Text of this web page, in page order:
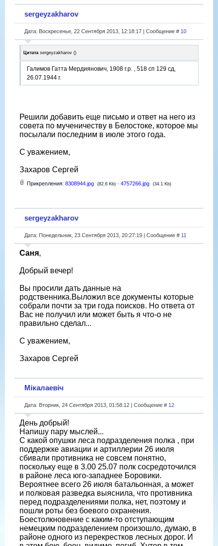
sergeyzakharov
Дата: Воскресенье, 22 Сентября 2013, 12:18:17 | Сообщение # 10
Цитата sergeyzakharov ()
Галимов Гатта Мердиянович, 1908 г.р. , 518 сп 129 сд,
26.07.1944 г.
Решили добавить еще письмо и ответ на него из
совета по мученичеству в Белостоке, которое мы
посылали последним в июле этого года.
С уважением,
Захаров Сергей
Прикрепления: 8308944.jpg (82.6 Kb) · 4757266.jpg (34.1 Kb)
sergeyzakharov
Дата: Понедельник, 23 Сентября 2013, 20:27:19 | Сообщение # 11
Саня,
Добрый вечер!
Вы просили дать данные на
родственника.Выложил все документы которые
собрали почти за три года поисков. Но ответа от
Вас не получил или может быть я что-о не
правильно сделал...
С уважением,
Захаров Сергей
Мікалаевіч
Дата: Вторник, 24 Сентября 2013, 01:58:12 | Сообщение # 12
День добрый!
Напишу пару мыслей...
С какой опушки леса подразделения полка , при
поддержке авиации и артиллерии 26 июля
сбивали противника не совсем понятно,
поскольку еще в 3.00 25.07 полк сосредоточился
в районе леса юго-западнее Боровики.
Вероятнее всего 26 июля батальонная, а может
и полковая разведка выяснила, что противника
перед подразделениями полка, нет, поэтому и
пошли роты без боевого охранения.
Боестолкновение с каким-то отступающим
немецким подразделением произошло, думаю, в
районе одного из перекрестков лесных дорог. И